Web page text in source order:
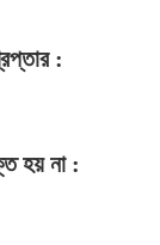
:
হয় না :